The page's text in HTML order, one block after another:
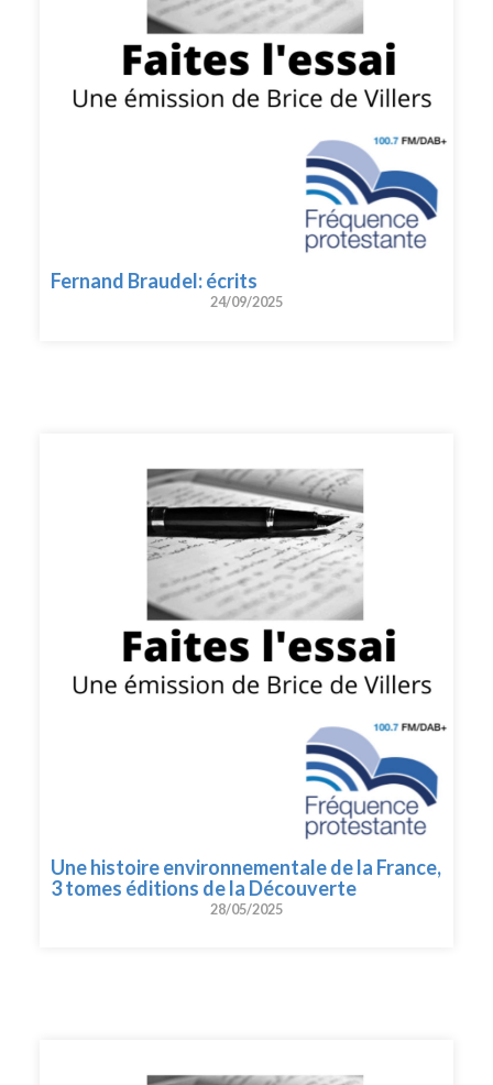
Fernand Braudel: écrits
24/09/2025
Une histoire environnementale de la France,
3 tomes éditions de la Découverte
28/05/2025